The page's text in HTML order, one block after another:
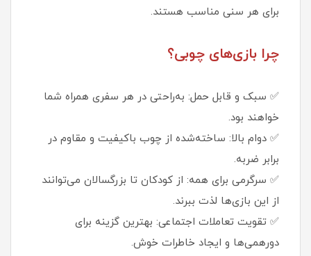
برای هر سنی مناسب هستند.
چرا بازی‌های چوبی؟
✅ سبک و قابل حمل: به‌راحتی در هر سفری همراه شما
خواهند بود.
✅ دوام بالا: ساخته‌شده از چوب باکیفیت و مقاوم در
برابر ضربه.
✅ سرگرمی برای همه: از کودکان تا بزرگسالان می‌توانند
از این بازی‌ها لذت ببرند.
✅ تقویت تعاملات اجتماعی: بهترین گزینه برای
دورهمی‌ها و ایجاد خاطرات خوش.